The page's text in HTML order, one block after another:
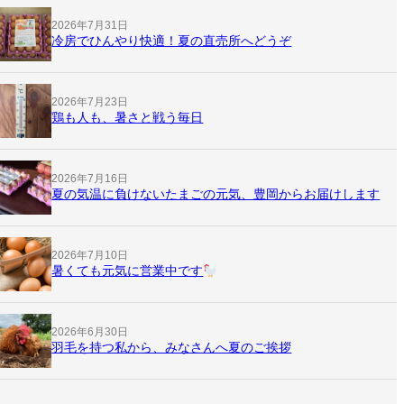
2026年7月31日
冷房でひんやり快適！夏の直売所へどうぞ
2026年7月23日
鶏も人も、暑さと戦う毎日
2026年7月16日
夏の気温に負けないたまごの元気、豊岡からお届けします
2026年7月10日
暑くても元気に営業中です
2026年6月30日
羽毛を持つ私から、みなさんへ夏のご挨拶